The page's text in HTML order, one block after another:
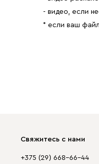
- видео, если
* если ваш
Свяжитесь с нами
+375 (29) 668-66-44